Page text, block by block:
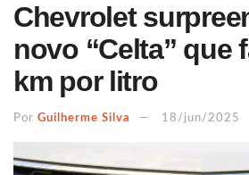
Chevrolet
novo “Celta” que
km por litro
Por Guilherme Silva 18/jun/2025